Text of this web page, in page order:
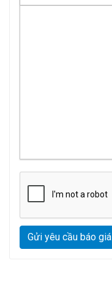
Gửi yêu cầu báo giá